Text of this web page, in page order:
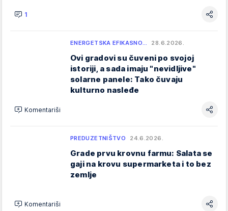
1
ENERGETSKA EFIKASNO… 28.6.2026.
Ovi gradovi su čuveni po svojoj
istoriji, a sada imaju "nevidljive"
solarne panele: Tako čuvaju
kulturno nasleđe
Komentariši
PREDUZETNIŠTVO 24.6.2026.
Grade prvu krovnu farmu: Salata se
gaji na krovu supermarketa i to bez
zemlje
Komentariši